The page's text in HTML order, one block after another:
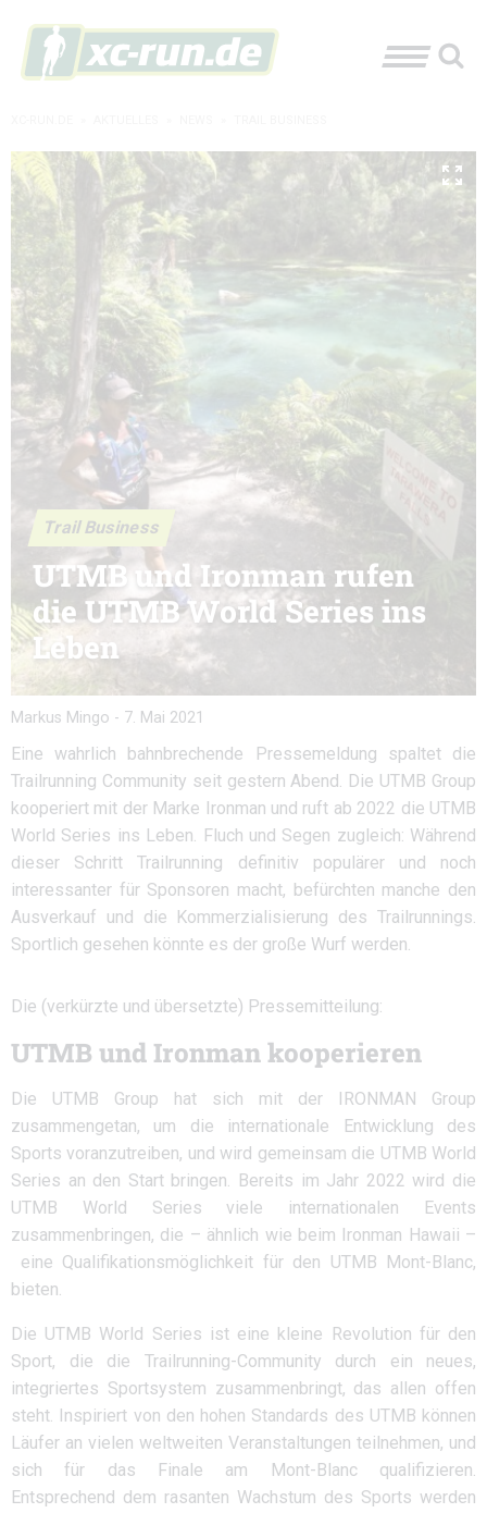
Trail Business
UTMB und Ironman rufen
die UTMB World Series ins
Leben
Markus Mingo - 7. Mai 2021
Eine wahrlich bahnbrechende Pressemeldung spaltet die
Trailrunning Community seit gestern Abend. Die UTMB Group
kooperiert mit der Marke Ironman und ruft ab 2022 die UTMB
World Series ins Leben. Fluch und Segen zugleich: Während
dieser Schritt Trailrunning definitiv populärer und noch
interessanter für Sponsoren macht, befürchten manche den
Ausverkauf und die Kommerzialisierung des Trailrunnings.
Sportlich gesehen könnte es der große Wurf werden.
Die (verkürzte und übersetzte) Pressemitteilung:
UTMB und Ironman kooperieren
Die UTMB Group hat sich mit der IRONMAN Group
zusammengetan, um die internationale Entwicklung des
Sports voranzutreiben, und wird gemeinsam die UTMB World
Series an den Start bringen. Bereits im Jahr 2022 wird die
UTMB World Series viele internationalen Events
zusammenbringen, die – ähnlich wie beim Ironman Hawaii –
eine Qualifikationsmöglichkeit für den UTMB Mont-Blanc,
bieten.
Die UTMB World Series ist eine kleine Revolution für den
Sport, die die Trailrunning-Community durch ein neues,
integriertes Sportsystem zusammenbringt, das allen offen
steht. Inspiriert von den hohen Standards des UTMB können
Läufer an vielen weltweiten Veranstaltungen teilnehmen, und
sich für das Finale am Mont-Blanc qualifizieren.
Entsprechend dem rasanten Wachstum des Sports werden